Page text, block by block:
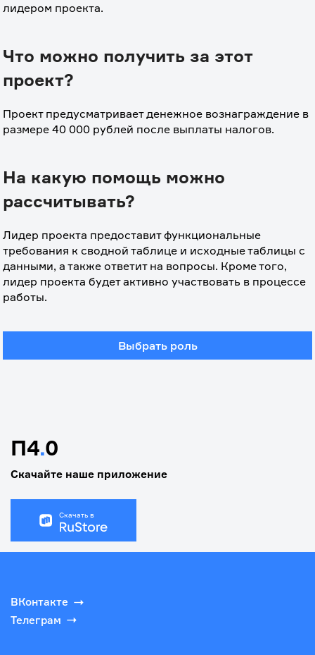
лидером проекта.
Что можно получить за этот
проект?
Проект предусматривает денежное вознаграждение в
размере 40 000 рублей после выплаты налогов.
На какую помощь можно
рассчитывать?
Лидер проекта предоставит функциональные
требования к сводной таблице и исходные таблицы с
данными, а также ответит на вопросы. Кроме того,
лидер проекта будет активно участвовать в процессе
работы.
Выбрать роль
П4.0
Скачайте наше приложение
Скачать в
ВКонтакте
Телеграм